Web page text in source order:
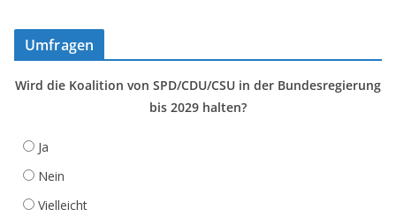
Umfragen
Wird die Koalition von SPD/CDU/CSU in der Bundesregierung
bis 2029 halten?
Ja
Nein
Vielleicht